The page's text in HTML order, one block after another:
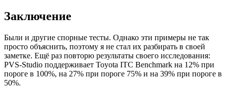
Заключение
Были и другие спорные тесты. Однако эти примеры не так
просто объяснить, поэтому я не стал их разбирать в своей
заметке. Ещё раз повторю результаты своего исследования:
PVS-Studio поддерживает Toyota ITC Benchmark на 12% при
пороге в 100%, на 27% при пороге 75% и на 39% при пороге в
50%.